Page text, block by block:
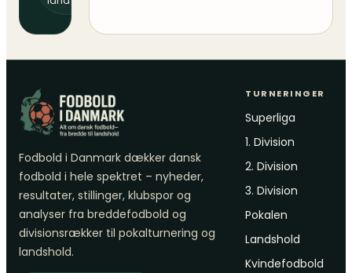
Fodbold i Danmark dækker dansk
fodbold i hele spektret – nyheder,
resultater, stillinger, klubspor og
analyser fra breddefodbold og
divisionsrækker til pokalturnering og
landshold.
TURNERINGER
Superliga
1. Division
2. Division
3. Division
Pokalen
Landshold
Kvindefodbold